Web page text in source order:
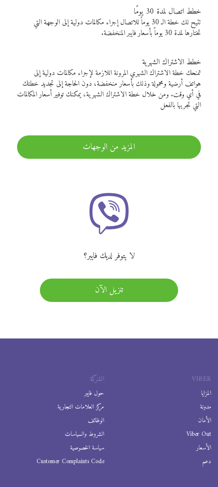
خطط اتصال لمدة 30 يومًا
تتيح لك خطة الـ 30 يوماً للاتصال إجراء مكالمات دولية إلى الوجهة التي
تختارها لمدة 30 يوماً بأسعار فايبر المنخفضة.
خطط الاشتراك الشهرية
تمنحك خطة الاشتراك الشهري المرونة اللازمة لإجراء مكالمات دولية إلى
هواتف أرضية ومحمولة وذلك بأسعار منخفضة، دون الحاجة إلى تجديد خطتك
في أي وقت. ومن خلال خطة الاشتراك الشهرية، يمكنك توفير أسعار المكالمات
التي تجريها بالفعل
المزيد من الوجهات
لا يتوفر لديك فايبر؟
تنزيل الآن
VIBER
المزايا
مدونة
الأمان
Viber Out
الأسعار
دعم
الشركة
حول فايبر
مركز العلامات التجارية
الوظائف
الشروط والسياسات
سياسة الخصوصية
Customer Complaints Code